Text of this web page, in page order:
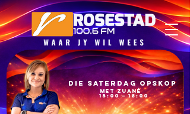
15:00 – 18:00
met Zuané
Die Saterdag Opskop